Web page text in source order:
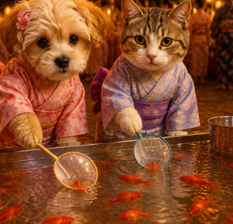
1.AniEraser - 最高の
ツール
AI を活用した AniEraser は、ビデオか
指示があるまで他のビデオ要素に干渉
配する必要はありません。さらに、あ
ます。AniEraserの処理速度は超高速な
するなどの機能を専門的に実行できま
これに加えて、オンラインバージョン
ズできます。したがって、AniEraser